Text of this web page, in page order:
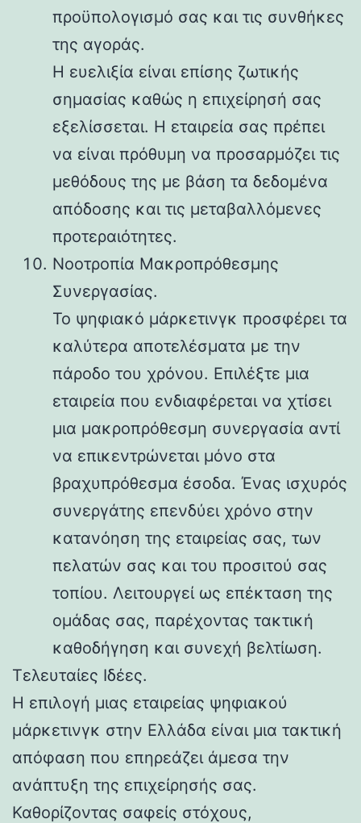
προϋπολογισμό σας και τις συνθήκες
της αγοράς.
Η ευελιξία είναι επίσης ζωτικής
σημασίας καθώς η επιχείρησή σας
εξελίσσεται. Η εταιρεία σας πρέπει
να είναι πρόθυμη να προσαρμόζει τις
μεθόδους της με βάση τα δεδομένα
απόδοσης και τις μεταβαλλόμενες
προτεραιότητες.
Νοοτροπία Μακροπρόθεσμης
Συνεργασίας.
Το ψηφιακό μάρκετινγκ προσφέρει τα
καλύτερα αποτελέσματα με την
πάροδο του χρόνου. Επιλέξτε μια
εταιρεία που ενδιαφέρεται να χτίσει
μια μακροπρόθεσμη συνεργασία αντί
να επικεντρώνεται μόνο στα
βραχυπρόθεσμα έσοδα. Ένας ισχυρός
συνεργάτης επενδύει χρόνο στην
κατανόηση της εταιρείας σας, των
πελατών σας και του προσιτού σας
τοπίου. Λειτουργεί ως επέκταση της
ομάδας σας, παρέχοντας τακτική
καθοδήγηση και συνεχή βελτίωση.
Τελευταίες Ιδέες.
Η επιλογή μιας εταιρείας ψηφιακού
μάρκετινγκ στην Ελλάδα είναι μια τακτική
απόφαση που επηρεάζει άμεσα την
ανάπτυξη της επιχείρησής σας.
Καθορίζοντας σαφείς στόχους,